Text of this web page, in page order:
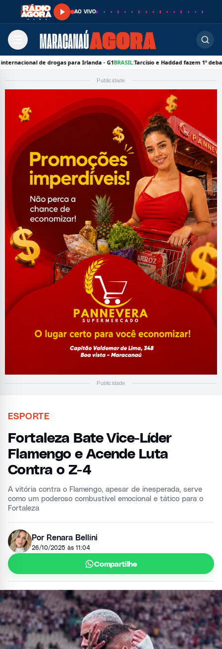
AO VIVO
de drogas para Irlanda - G1BRASIL: Tarcísio e Haddad fazem 1º debate
Publicidade
Publicidade
ESPORTE
Fortaleza Bate Vice-Líder
Flamengo e Acende Luta
Contra o Z-4
A vitória contra o Flamengo, apesar de inesperada, serve
como um poderoso combustível emocional e tático para o
Fortaleza
Por Renara Bellíni
26/10/2025 às 11:04
Compartilhe